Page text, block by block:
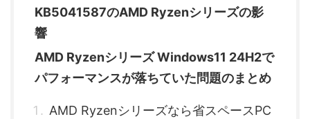
KB5041587のAMD Ryzenシリーズの影
響
AMD Ryzenシリーズ Windows11 24H2で
パフォーマンスが落ちていた問題のまとめ
AMD Ryzenシリーズなら省スペースPC